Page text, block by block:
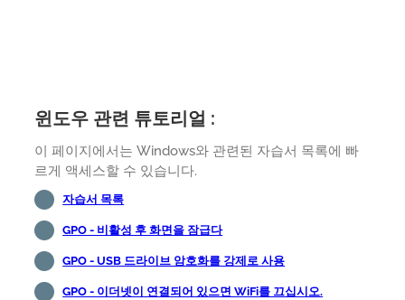
윈도우 관련 튜토리얼 :
이 페이지에서는 Windows와 관련된 자습서 목록에 빠
르게 액세스할 수 있습니다.
자습서 목록
GPO - 비활성 후 화면을 잠급다
GPO - USB 드라이브 암호화를 강제로 사용
GPO - 이더넷이 연결되어 있으면 WiFi를 끄십시오.